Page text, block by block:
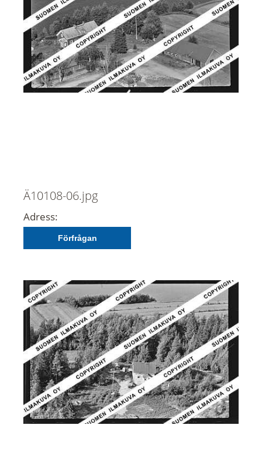
Ä10108-06.jpg
Adress:
Förfrågan